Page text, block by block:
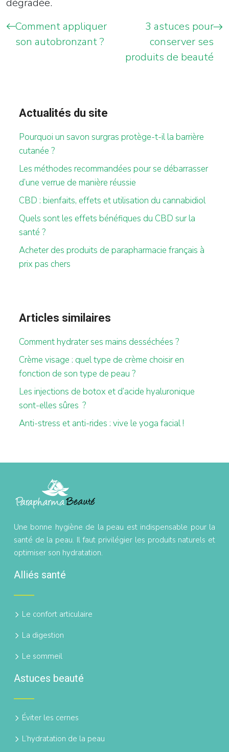
dégradée.
Comment appliquer
son autobronzant ?
3 astuces pour
conserver ses
produits de beauté
Actualités du site
Pourquoi un savon surgras protège-t-il la barrière
cutanée ?
Les méthodes recommandées pour se débarrasser
d’une verrue de manière réussie
CBD : bienfaits, effets et utilisation du cannabidiol
Quels sont les effets bénéfiques du CBD sur la
santé ?
Acheter des produits de parapharmacie français à
prix pas chers
Articles similaires
Comment hydrater ses mains desséchées ?
Crème visage : quel type de crème choisir en
fonction de son type de peau ?
Les injections de botox et d’acide hyaluronique
sont-elles sûres ?
Anti-stress et anti-rides : vive le yoga facial !
Une bonne hygiène de la peau est indispensable pour la
santé de la peau. Il faut privilégier les produits naturels et
optimiser son hydratation.
Alliés santé
Le confort articulaire
La digestion
Le sommeil
Astuces beauté
Éviter les cernes
L’hydratation de la peau